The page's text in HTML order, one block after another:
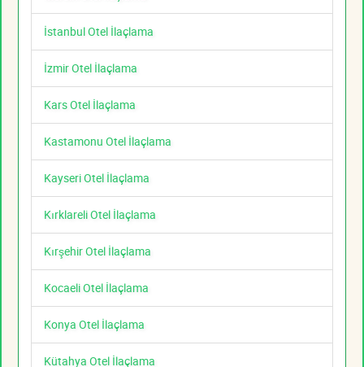
İstanbul Otel İlaçlama
İzmir Otel İlaçlama
Kars Otel İlaçlama
Kastamonu Otel İlaçlama
Kayseri Otel İlaçlama
Kırklareli Otel İlaçlama
Kırşehir Otel İlaçlama
Kocaeli Otel İlaçlama
Konya Otel İlaçlama
Kütahya Otel İlaçlama